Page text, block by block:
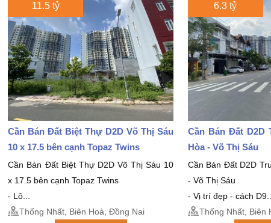
11.5 tỷ
Cần Bán Đất Biệt Thự D2D Võ Thị Sáu
10 x 17.5 bên cạnh Topaz Twins
Cần Bán Đất Biệt Thự D2D Võ Thị Sáu 10
x 17.5 bên cạnh Topaz Twins
- Lô...
Thống Nhất, Biên Hoà, Đồng Nai
6.3 tỷ
Cần Bán Đất D2D
Hòa - Võ Thị Sáu
Cần Bán Đất D2D
- Võ Thị Sáu
- Vị trí đẹp - cách D9...
Thống Nhất, Biên